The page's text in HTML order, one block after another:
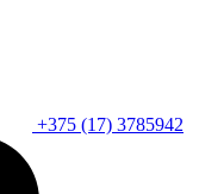
+375 (17) 3785942